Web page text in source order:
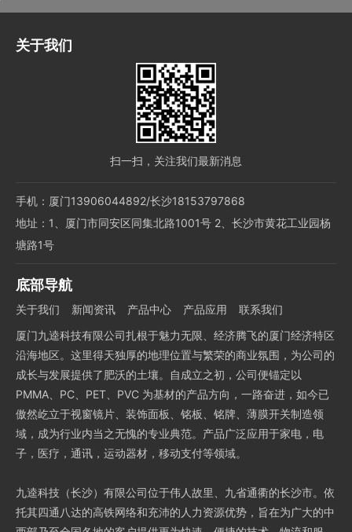
关于我们
扫一扫，关注我们最新消息
手机：厦门13906044892/长沙18153797868
地址：1、厦门市同安区同集北路1001号 2、长沙市黄花工业园杨
塘路1号
底部导航
关于我们 新闻资讯 产品中心 产品应用
联系我们
厦门九逵科技有限公司扎根于魅力无限、经济腾飞的厦门经济特区
沿海地区。这里得天独厚的地理位置与繁荣的商业氛围，为公司的
成长与发展提供了肥沃的土壤。自成立之初，公司便锚定以
PMMA、PC、PET、PVC 为基材的产品方向，一路奋进，如今已
傲然屹立于视窗镜片、装饰面板、铭板、铭牌、薄膜开关制造领
域，成为行业内当之无愧的专业典范。产品广泛应用于家电，电
子，医疗，通讯，运动器材，移动支付等领域。
九逵科技（长沙）有限公司位于伟人故里、九省通衢的长沙市。依
托其四通八达的高铁网络和充沛的人力资源优势，旨在为广大的中